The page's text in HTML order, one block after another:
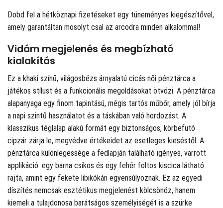
Dobd fel a hétköznapi fizetéseket egy tüneményes kiegészítővel,
amely garantáltan mosolyt csal az arcodra minden alkalommal!
Vidám megjelenés és megbízható
kialakítás
Ez a khaki színű, világosbézs árnyalatú cicás női pénztárca a
játékos stílust és a funkcionális megoldásokat ötvözi. A pénztárca
alapanyaga egy finom tapintású, mégis tartós műbőr, amely jól bírja
a napi szintű használatot és a táskában való hordozást. A
klasszikus téglalap alakú formát egy biztonságos, körbefutó
cipzár zárja le, megvédve értékeidet az esetleges kieséstől. A
pénztárca különlegessége a fedlapján található igényes, varrott
applikáció: egy barna csíkos és egy fehér foltos kiscica látható
rajta, amint egy fekete libikókán egyensúlyoznak. Ez az egyedi
díszítés nemcsak esztétikus megjelenést kölcsönöz, hanem
kiemeli a tulajdonosa barátságos személyiségét is a szürke